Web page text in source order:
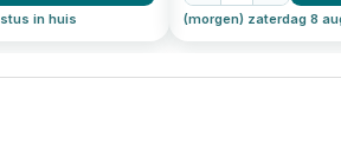
in huis (morgen) zaterdag 8